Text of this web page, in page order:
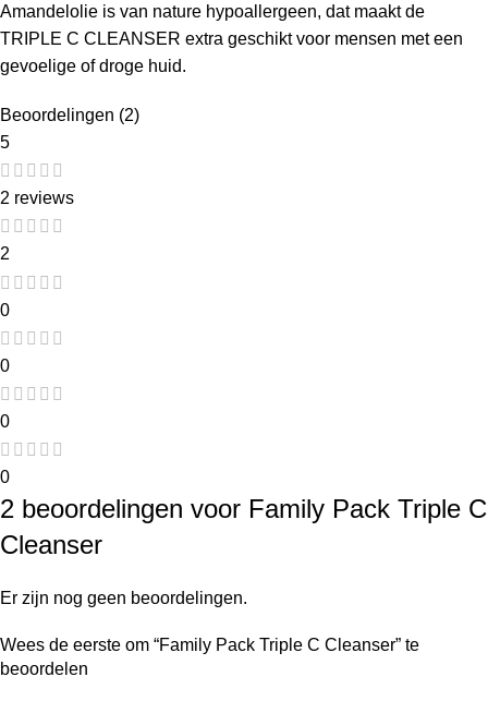
Amandelolie is van nature hypoallergeen, dat maakt de
TRIPLE C CLEANSER extra geschikt voor mensen met een
gevoelige of droge huid.
Beoordelingen (2)
5
2 reviews
2
0
0
0
0
2 beoordelingen voor Family Pack Triple C
Cleanser
Er zijn nog geen beoordelingen.
Wees de eerste om “Family Pack Triple C Cleanser” te
beoordelen